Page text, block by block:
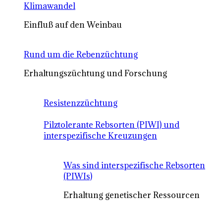
Klimawandel
Einfluß auf den Weinbau
Rund um die Rebenzüchtung
Erhaltungszüchtung und Forschung
Resistenzzüchtung
Pilztolerante Rebsorten (PIWI) und
interspezifische Kreuzungen
Was sind interspezifische Rebsorten
(PIWIs)
Erhaltung genetischer Ressourcen